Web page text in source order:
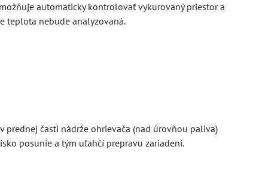
automaticky kontrolovať vykurovaný priestor a
teplota nebude analyzovaná.
prednej časti nádrže ohrievača (nad úrovňou paliva)
posunie a tým uľahčí prepravu zariadení.